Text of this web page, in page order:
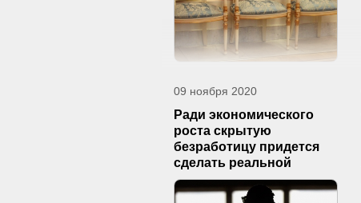
09 ноября 2020
Ради экономического
роста скрытую
безработицу придется
сделать реальной